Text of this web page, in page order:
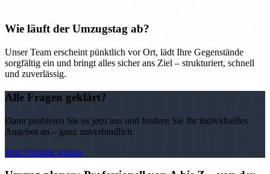
Wie läuft der Umzugstag ab?
Unser Team erscheint pünktlich vor Ort, lädt Ihre Gegenstände
sorgfältig ein und bringt alles sicher ans Ziel – strukturiert, schnell
und zuverlässig.
Alle Fragen geklärt?
Dann probieren Sie es jetzt aus und fordern Sie Ihr individuelles
Angebot an – ganz unverbindlich.
Jetzt Anfrage starten